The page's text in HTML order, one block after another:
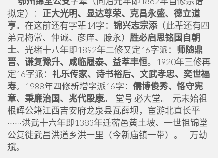
拟定）： 正大光明、显达尊荣、克昌永盛、德立道
亨。在这前还有字辈14字： 锦兴志宗添（此辈还有四
弟兄梅常、仲诚、彦庠、滕永） 胜必启思铭国自朝
士。光绪十八年即1892年二修又定16字派： 师随鼎
晋、谦复豫升、咸临履泰、益萃丰恒。1920年三修再
定16字派： 礼乐传家、诗书裕后、文武孝忠、奕世福
寿。1988年四修新增字派16字： 儒博俊秀、恪守宪
章、秉廉治国、兆代殷康。 堂号 必大堂。 元末始祖
根辉公籍江西吉安府龙泉县瓦薛坝，宦游北直长平
······洪武十六年即1383年迁蕲邑黄土坡、一世祖锦堂
公复徙武昌洪道乡洪一里（今新庙镇一带）。 万幼
斌。